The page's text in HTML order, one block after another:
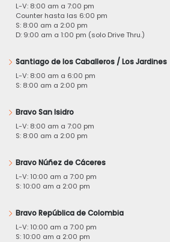
L-V: 8:00 am a 7:00 pm
Counter hasta las 6:00 pm
S: 8:00 am a 2:00 pm
D: 9:00 am a 1:00 pm (solo Drive Thru.)
Santiago de los Caballeros / Los Jardines
L-V: 8:00 am a 6:00 pm
S: 8:00 am a 2:00 pm
Bravo San Isidro
L-V: 8:00 am a 7:00 pm
S: 8:00 am a 2:00 pm
Bravo Núñez de Cáceres
L-V: 10:00 am a 7:00 pm
S: 10:00 am a 2:00 pm
Bravo República de Colombia
L-V: 10:00 am a 7:00 pm
S: 10:00 am a 2:00 pm